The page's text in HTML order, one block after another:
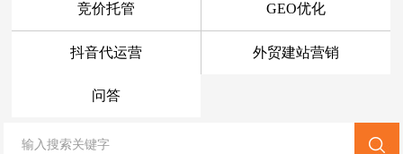
响应式网站建设
品牌网站建设
商城网站建设
竞价托管 GEO优化
抖音代运营 外贸建站营销
问答